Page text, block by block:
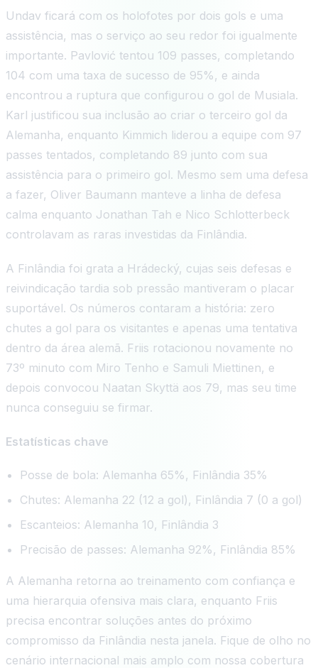
Undav ficará com os holofotes por dois gols e uma
assistência, mas o serviço ao seu redor foi igualmente
importante. Pavlović tentou 109 passes, completando
104 com uma taxa de sucesso de 95%, e ainda
encontrou a ruptura que configurou o gol de Musiala.
Karl justificou sua inclusão ao criar o terceiro gol da
Alemanha, enquanto Kimmich liderou a equipe com 97
passes tentados, completando 89 junto com sua
assistência para o primeiro gol. Mesmo sem uma defesa
a fazer, Oliver Baumann manteve a linha de defesa
calma enquanto Jonathan Tah e Nico Schlotterbeck
controlavam as raras investidas da Finlândia.
A Finlândia foi grata a Hrádecký, cujas seis defesas e
reivindicação tardia sob pressão mantiveram o placar
suportável. Os números contaram a história: zero
chutes a gol para os visitantes e apenas uma tentativa
dentro da área alemã. Friis rotacionou novamente no
73º minuto com Miro Tenho e Samuli Miettinen, e
depois convocou Naatan Skyttä aos 79, mas seu time
nunca conseguiu se firmar.
Estatísticas chave
Posse de bola: Alemanha 65%, Finlândia 35%
Chutes: Alemanha 22 (12 a gol), Finlândia 7 (0 a gol)
Escanteios: Alemanha 10, Finlândia 3
Precisão de passes: Alemanha 92%, Finlândia 85%
A Alemanha retorna ao treinamento com confiança e
uma hierarquia ofensiva mais clara, enquanto Friis
precisa encontrar soluções antes do próximo
compromisso da Finlândia nesta janela. Fique de olho no
cenário internacional mais amplo com nossa cobertura